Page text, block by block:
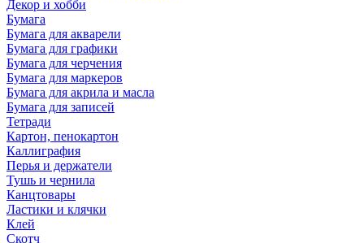
Декор и хобби
Бумага
Бумага для акварели
Бумага для графики
Бумага для черчения
Бумага для маркеров
Бумага для акрила и масла
Бумага для записей
Тетради
Картон, пенокартон
Каллиграфия
Перья и держатели
Тушь и чернила
Канцтовары
Ластики и клячки
Клей
Скотч